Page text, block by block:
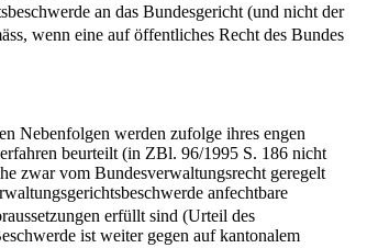
an das Bundesgericht (und nicht der
wenn eine auf öffentliches Recht des Bundes
Nebenfolgen werden zufolge ihres engen
beurteilt (in ZBl. 96/1995 S. 186 nicht
zwar vom Bundesverwaltungsrecht geregelt
anfechtbare
erfüllt sind (Urteil des
ist weiter gegen auf kantonalem